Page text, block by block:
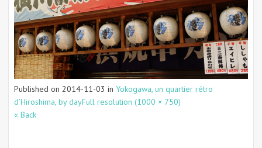
Published on 2014-11-03 in Yokogawa, un quartier rétro
d’Hiroshima, by dayFull resolution (1000 × 750)
« Back